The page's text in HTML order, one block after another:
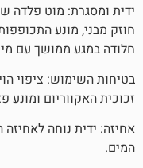
פלדה שזור ומצופה
התכופפות של הרשת תחת
עם מים.
הויניל על הידית
ומונע פציעה של
לאחיזה המאפשרת תמרון